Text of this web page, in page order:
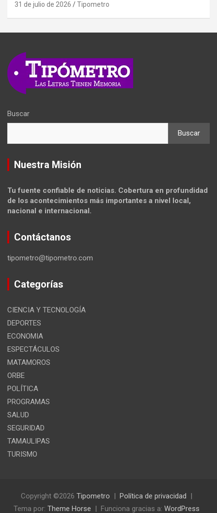
31 de julio de 2026 Tipometro
Buscar
Buscar
Nuestra Misión
Tu fuente confiable de noticias. Cobertura en profundidad
de los acontecimientos más importantes a nivel local,
nacional e internacional.
Contáctanos
tipometro@tipometro.com
Categorías
CIENCIA Y TECNOLOGÍA
DEPORTES
ECONOMIA
ESPECTÁCULOS
MATAMOROS
ORBE
POLÍTICA
PROGRAMAS
SALUD
SEGURIDAD
TAMAULIPAS
TURISMO
Copyright ©2026 Tipometro
Política de privacidad
Tema por: Theme Horse Funciona gracias a: WordPress